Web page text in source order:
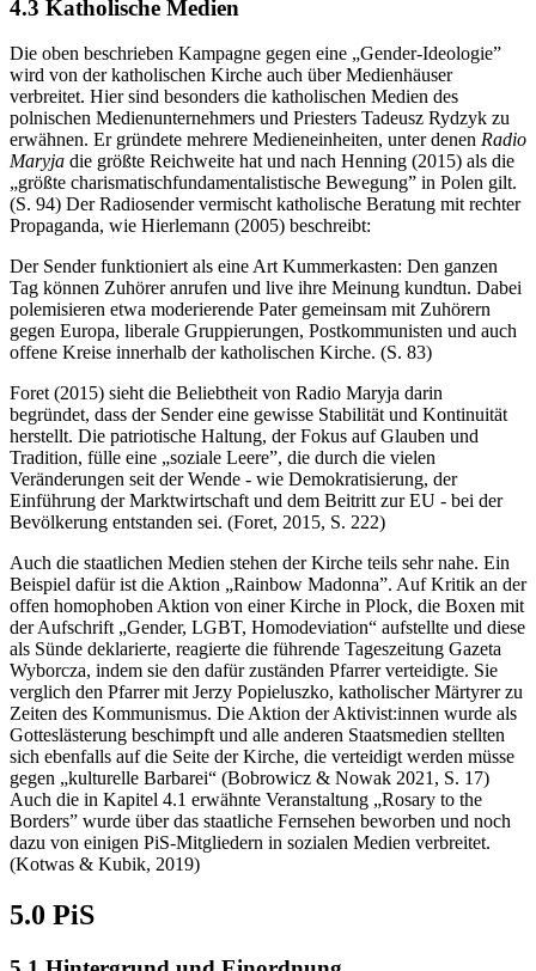
4.3 Katholische Medien
Die oben beschrieben Kampagne gegen eine „Gender-Ideologie”
wird von der katholischen Kirche auch über Medienhäuser
verbreitet. Hier sind besonders die katholischen Medien des
polnischen Medienunternehmers und Priesters Tadeusz Rydzyk zu
erwähnen. Er gründete mehrere Medieneinheiten, unter denen Radio
Maryja die größte Reichweite hat und nach Henning (2015) als die
„größte charismatisch­fundamentalistische Bewegung” in Polen gilt.
(S. 94) Der Radiosender vermischt katholische Beratung mit rechter
Propaganda, wie Hierlemann (2005) beschreibt:
Der Sender funktioniert als eine Art Kummerkasten: Den ganzen
Tag können Zuhörer anrufen und live ihre Meinung kundtun. Dabei
polemisieren etwa moderierende Pater gemeinsam mit Zuhörern
gegen Europa, liberale Gruppierungen, Postkommunisten und auch
offene Kreise innerhalb der katholischen Kirche. (S. 83)
Foret (2015) sieht die Beliebtheit von Radio Maryja darin
begründet, dass der Sender eine gewisse Stabilität und Kontinuität
herstellt. Die patriotische Haltung, der Fokus auf Glauben und
Tradition, fülle eine „soziale Leere”, die durch die vielen
Veränderungen seit der Wende - wie Demokratisierung, der
Einführung der Marktwirtschaft und dem Beitritt zur EU - bei der
Bevölkerung entstanden sei. (Foret, 2015, S. 222)
Auch die staatlichen Medien stehen der Kirche teils sehr nahe. Ein
Beispiel dafür ist die Aktion „Rainbow Madonna”. Auf Kritik an der
offen homophoben Aktion von einer Kirche in Plock, die Boxen mit
der Aufschrift „Gender, LGBT, Homodeviation“ aufstellte und diese
als Sünde deklarierte, reagierte die führende Tageszeitung Gazeta
Wyborcza, indem sie den dafür zuständen Pfarrer verteidigte. Sie
verglich den Pfarrer mit Jerzy Popieluszko, katholischer Märtyrer zu
Zeiten des Kommunismus. Die Aktion der Aktivist:innen wurde als
Gotteslästerung beschimpft und alle anderen Staatsmedien stellten
sich ebenfalls auf die Seite der Kirche, die verteidigt werden müsse
gegen „kulturelle Barbarei“ (Bobrowicz & Nowak 2021, S. 17)
Auch die in Kapitel 4.1 erwähnte Veranstaltung „Rosary to the
Borders” wurde über das staatliche Fernsehen beworben und noch
dazu von einigen PiS-Mitgliedern in sozialen Medien verbreitet.
(Kotwas & Kubik, 2019)
5.0 PiS